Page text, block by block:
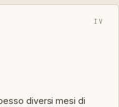
IV
diversi mesi di